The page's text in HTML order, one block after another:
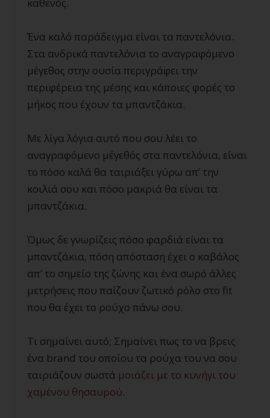
καθενός.
Ένα καλό παράδειγμα είναι τα παντελόνια.
Στα ανδρικά παντελόνια το αναγραφόμενο
μέγεθος στην ουσία περιγράφει την
περιφέρεια της μέσης και κάποιες φορές το
μήκος που έχουν τα μπαντζάκια.
Με λίγα λόγια αυτό που σου λέει το
αναγραφόμενο μέγεθός στα παντελόνια, είναι
το πόσο καλά θα ταιριάξει γύρω απ’ την
κοιλιά σου και πόσο μακριά θα είναι τα
μπαντζάκια.
Όμως δε γνωρίζεις πόσο φαρδιά είναι τα
μπαντζάκια, πόση απόσταση έχει ο καβάλος
απ’ το σημείο της ζώνης και ένα σωρό άλλες
μετρήσεις που παίζουν ζωτικό ρόλο στο fit
που θα έχει το ρούχο πάνω σου.
Τι σημαίνει αυτό; Σημαίνει πως το να βρεις
ένα brand του οποίου τα ρούχα του να σου
ταιριάζουν σωστά μοιάζει με το κυνήγι του
χαμένου θησαυρού.